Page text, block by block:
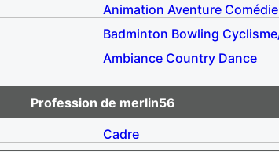
Animation Aventure Comédie
Badminton Bowling
Ambiance Country Dance
Profession de merlin56
Cadre